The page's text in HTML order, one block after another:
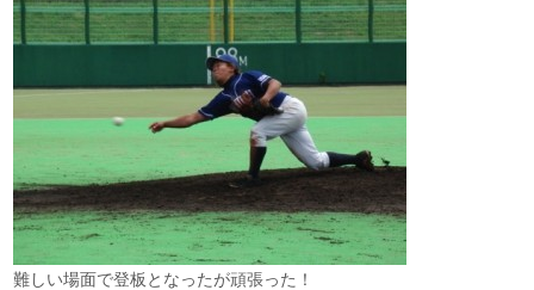
難しい場面で登板となったが頑張った！